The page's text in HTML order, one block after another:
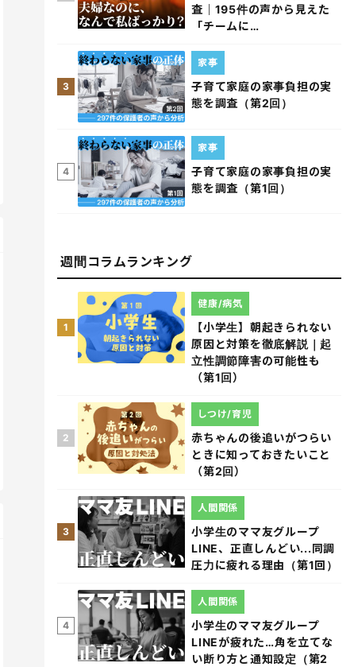
査｜195件の声から見えた
「チームに…
3
子育て家庭の家事負担の実
態を調査（第2回）
家事
4
子育て家庭の家事負担の実
態を調査（第1回）
家事
週間コラムランキング
1
【小学生】朝起きられない
原因と対策を徹底解説｜起
立性調節障害の可能性も
（第1回）
健康/病気
2
赤ちゃんの後追いがつらい
ときに知っておきたいこと
（第2回）
しつけ/育児
3
小学生のママ友グループ
LINE、正直しんどい...同調
圧力に疲れる理由（第1回）
人間関係
4
小学生のママ友グループ
LINEが疲れた…角を立てな
い断り方と通知設定（第2
人間関係